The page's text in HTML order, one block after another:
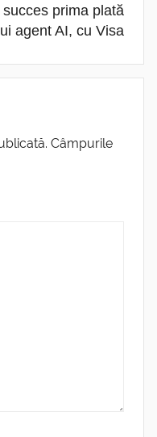
prima plată
agent AI, cu Visa
Câmpurile